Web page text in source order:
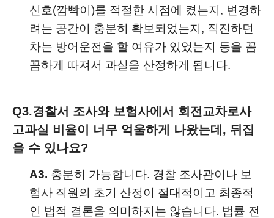
신호(깜빡이)를 적절한 시점에 켰는지, 변경하
려는 공간이 충분히 확보되었는지, 직진하던
차는 방어운전을 할 여유가 있었는지 등을 꼼
꼼하게 따져서 과실을 산정하게 됩니다.
Q3.경찰서 조사와 보험사에서 회전교차로사
고과실 비율이 너무 억울하게 나왔는데, 뒤집
을 수 있나요?
A3. 충분히 가능합니다. 경찰 조사관이나 보
험사 직원의 초기 산정이 절대적이고 최종적
인 법적 결론을 의미하지는 않습니다. 법률 전